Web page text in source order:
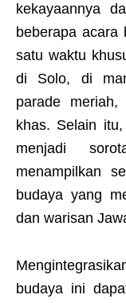
kekayaannya
beberapa acara
satu waktu
di Solo, di
parade
khas. Selain
menjadi
menampilkan
budaya yang
dan warisan
budaya ini